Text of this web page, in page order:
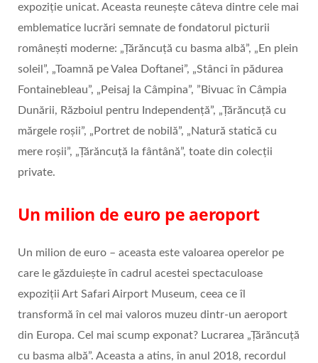
expoziție unicat. Aceasta reunește câteva dintre cele mai
emblematice lucrări semnate de fondatorul picturii
românești moderne: „Țărăncuţă cu basma albă”, „En plein
soleil”, „Toamnă pe Valea Doftanei”, „Stânci în pădurea
Fontainebleau”, „Peisaj la Câmpina”, ”Bivuac în Câmpia
Dunării, Războiul pentru Independență”, „Țărăncuță cu
mărgele roșii”, „Portret de nobilă”, „Natură statică cu
mere roșii”, „Țărăncuță la fântână”, toate din colecții
private.
Un milion de euro pe aeroport
Un milion de euro – aceasta este valoarea operelor pe
care le găzduiește în cadrul acestei spectaculoase
expoziții Art Safari Airport Museum, ceea ce îl
transformă în cel mai valoros muzeu dintr-un aeroport
din Europa. Cel mai scump exponat? Lucrarea „Țărăncuță
cu basma albă”. Aceasta a atins, în anul 2018, recordul